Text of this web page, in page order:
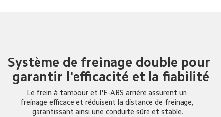
Système de freinage double pour
garantir l'efficacité et la fiabilité
Le frein à tambour et l'E-ABS arrière assurent un
freinage efficace et réduisent la distance de freinage,
garantissant ainsi une conduite sûre et stable.